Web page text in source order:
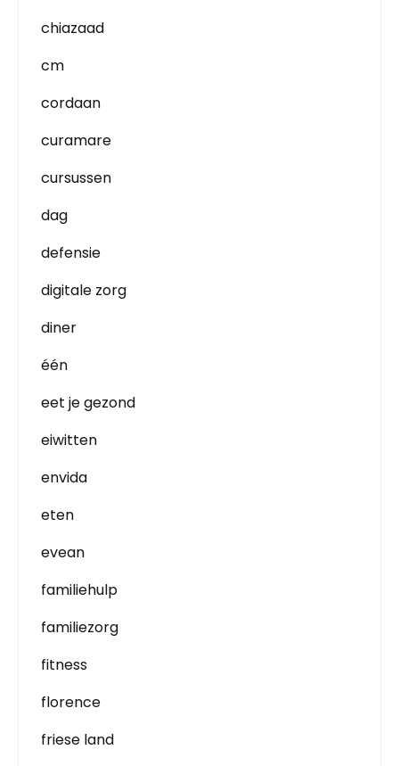
chiazaad
cm
cordaan
curamare
cursussen
dag
defensie
digitale zorg
diner
één
eet je gezond
eiwitten
envida
eten
evean
familiehulp
familiezorg
fitness
florence
friese land